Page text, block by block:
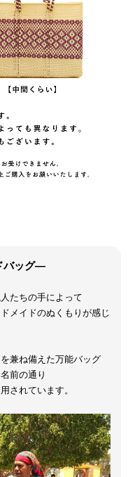
バッグ―
たちの手によって
メイドのぬくもりが感じ
兼ね備えた万能バッグ
前の通り
されています。